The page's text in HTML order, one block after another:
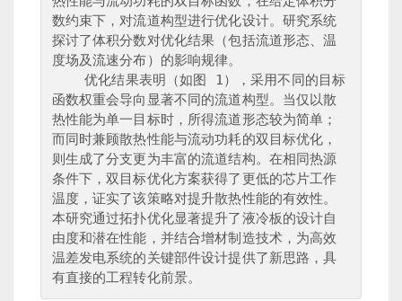
数约束下，对流道构型进行优化设计。研究系统
探讨了体积分数对优化结果（包括流道形态、温
度场及流速分布）的影响规律。
    优化结果表明（如图 1），采用不同的目标
函数权重会导向显著不同的流道构型。当仅以散
热性能为单一目标时，所得流道形态较为简单；
而同时兼顾散热性能与流动功耗的双目标优化，
则生成了分支更为丰富的流道结构。在相同热源
条件下，双目标优化方案获得了更低的芯片工作
温度，证实了该策略对提升散热性能的有效性。
本研究通过拓扑优化显著提升了液冷板的设计自
由度和潜在性能，并结合增材制造技术，为高效
温差发电系统的关键部件设计提供了新思路，具